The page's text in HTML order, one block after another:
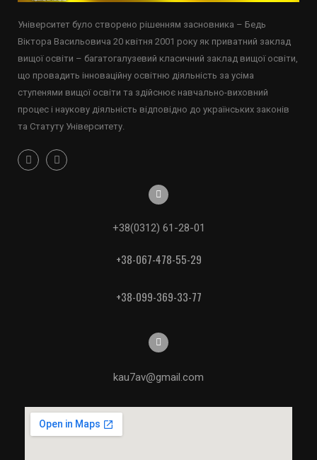
Університет було створено рішенням засновника – Бедь
Віктора Васильовича 20 квітня 2001 року як приватний заклад
вищої освіти – багатогалузевий класичний заклад вищої освіти,
що провадить інноваційну освітню діяльність за усіма
ступенями вищої освіти та здійснює навчально-виховний
процес і наукову діяльність відповідно до українських законів
та Статуту Університету.
+38(0312) 61-28-01
+38-067-478-55-29
+38-099-369-33-77
kau7av@gmail.com